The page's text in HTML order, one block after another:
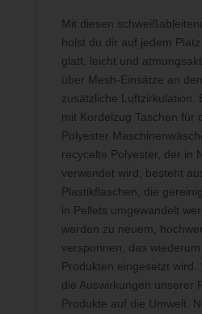
Mit diesen
holst du dir auf jedem
glatt, leicht und
über Mesh-Einsätze an
zusätzliche Luftzirkulation.
mit Kordelzug Taschen für
Polyester
recycelte Polyester, der in
verwendet wird, besteht
Plastikflaschen, die
in Pellets umgewandelt
werden zu neuem,
versponnen, das
Produkten eingesetzt wird.
die Auswirkungen unserer
Produkte auf die Umwelt.